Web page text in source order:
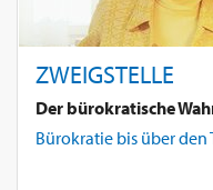
ZWEIGSTELLE
Der bürokratische
Bürokratie bis über den